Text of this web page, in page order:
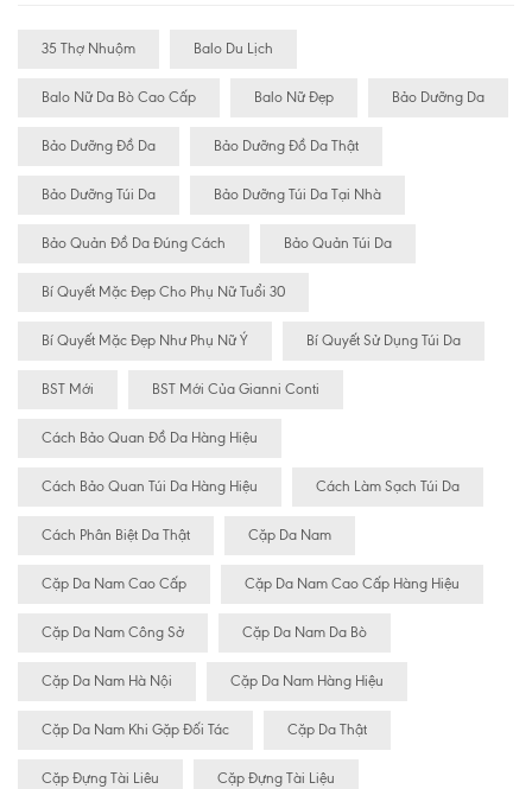
35 Thợ Nhuộm Balo Du Lịch
Balo Nữ Da Bò Cao Cấp Balo Nữ Đẹp Bảo Dưỡng Da
Bảo Dưỡng Đồ Da Bảo Dưỡng Đồ Da Thật
Bảo Dưỡng Túi Da Bảo Dưỡng Túi Da Tại Nhà
Bảo Quản Đồ Da Đúng Cách Bảo Quản Túi Da
Bí Quyết Mặc Đẹp Cho Phụ Nữ Tuổi 30
Bí Quyết Mặc Đẹp Như Phụ Nữ Ý Bí Quyết Sử Dụng Túi Da
BST Mới BST Mới Của Gianni Conti
Cách Bảo Quan Đồ Da Hàng Hiệu
Cách Bảo Quan Túi Da Hàng Hiệu Cách Làm Sạch Túi Da
Cách Phân Biệt Da Thật Cặp Da Nam
Cặp Da Nam Cao Cấp Cặp Da Nam Cao Cấp Hàng Hiệu
Cặp Da Nam Công Sở Cặp Da Nam Da Bò
Cặp Da Nam Hà Nội Cặp Da Nam Hàng Hiệu
Cặp Da Nam Khi Gặp Đối Tác Cặp Da Thật
Cặp Đựng Tài Liêu Cặp Đựng Tài Liệu